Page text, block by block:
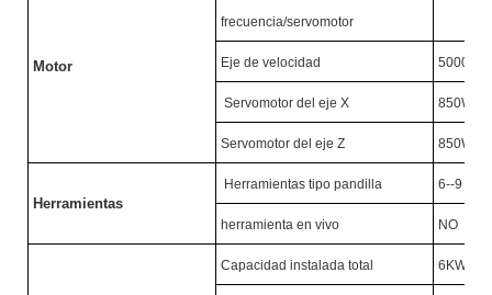
Motor
frecuencia/servomotor
Eje de velocidad 5000R/
Servomotor del eje X 850W
Servomotor del eje Z 850W
Herramientas
Herramientas tipo pandilla 6--9
herramienta en vivo NO
Capacidad instalada total 6KW